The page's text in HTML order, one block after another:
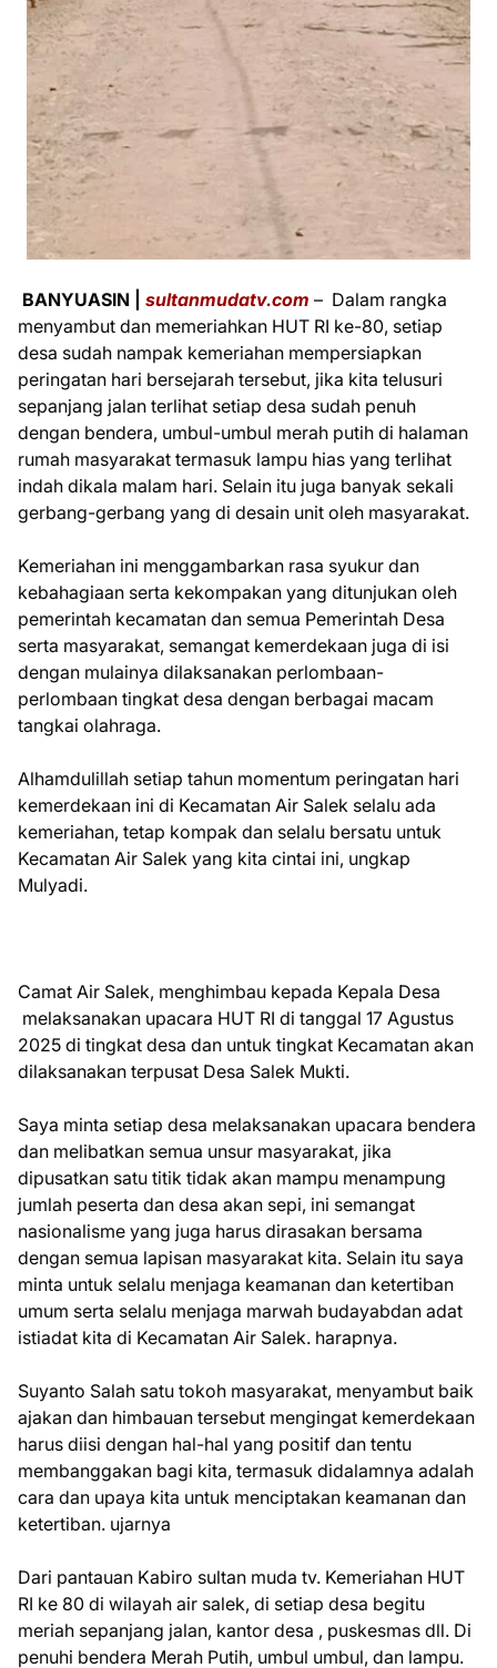
BANYUASIN | sultanmudatv.com – Dalam rangka
menyambut dan memeriahkan HUT RI ke-80, setiap
desa sudah nampak kemeriahan mempersiapkan
peringatan hari bersejarah tersebut, jika kita telusuri
sepanjang jalan terlihat setiap desa sudah penuh
dengan bendera, umbul-umbul merah putih di halaman
rumah masyarakat termasuk lampu hias yang terlihat
indah dikala malam hari. Selain itu juga banyak sekali
gerbang-gerbang yang di desain unit oleh masyarakat.
Kemeriahan ini menggambarkan rasa syukur dan
kebahagiaan serta kekompakan yang ditunjukan oleh
pemerintah kecamatan dan semua Pemerintah Desa
serta masyarakat, semangat kemerdekaan juga di isi
dengan mulainya dilaksanakan perlombaan-
perlombaan tingkat desa dengan berbagai macam
tangkai olahraga.
Alhamdulillah setiap tahun momentum peringatan hari
kemerdekaan ini di Kecamatan Air Salek selalu ada
kemeriahan, tetap kompak dan selalu bersatu untuk
Kecamatan Air Salek yang kita cintai ini, ungkap
Mulyadi.
Camat Air Salek, menghimbau kepada Kepala Desa
melaksanakan upacara HUT RI di tanggal 17 Agustus
2025 di tingkat desa dan untuk tingkat Kecamatan akan
dilaksanakan terpusat Desa Salek Mukti.
Saya minta setiap desa melaksanakan upacara bendera
dan melibatkan semua unsur masyarakat, jika
dipusatkan satu titik tidak akan mampu menampung
jumlah peserta dan desa akan sepi, ini semangat
nasionalisme yang juga harus dirasakan bersama
dengan semua lapisan masyarakat kita. Selain itu saya
minta untuk selalu menjaga keamanan dan ketertiban
umum serta selalu menjaga marwah budayabdan adat
istiadat kita di Kecamatan Air Salek. harapnya.
Suyanto Salah satu tokoh masyarakat, menyambut baik
ajakan dan himbauan tersebut mengingat kemerdekaan
harus diisi dengan hal-hal yang positif dan tentu
membanggakan bagi kita, termasuk didalamnya adalah
cara dan upaya kita untuk menciptakan keamanan dan
ketertiban. ujarnya
Dari pantauan Kabiro sultan muda tv. Kemeriahan HUT
RI ke 80 di wilayah air salek, di setiap desa begitu
meriah sepanjang jalan, kantor desa , puskesmas dll. Di
penuhi bendera Merah Putih, umbul umbul, dan lampu.